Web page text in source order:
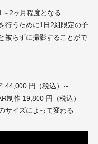
2ヶ月程度となる
行うために1日2組限定の予
被らずに撮影することがで
44,000 円（税込）～
制作 19,800 円（税込）
サイズによって変わる